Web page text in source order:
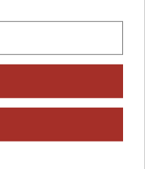
Paiement Sécurisé